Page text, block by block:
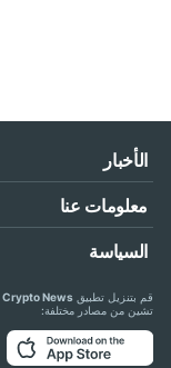
الأخبار
معلومات عنا
السياسة
قم بتنزيل تطبيق Crypto News
تشين من مصادر مختلفة: